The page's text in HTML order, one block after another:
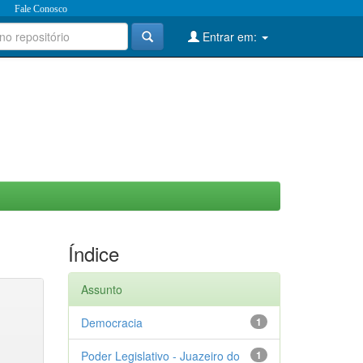
Fale Conosco
Entrar em:
Índice
Assunto
1
Democracia
1
Poder Legislativo - Juazeiro do